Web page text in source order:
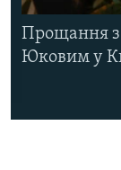
Прощання з
Юковим у